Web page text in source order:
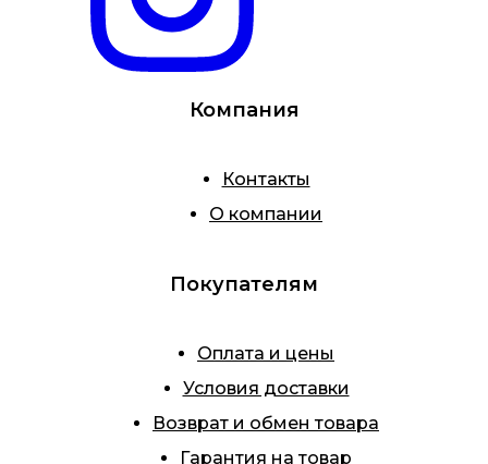
Компания
Контакты
О компании
Покупателям
Оплата и цены
Условия доставки
Возврат и обмен товара
Гарантия на товар